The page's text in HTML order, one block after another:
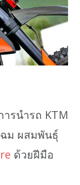
ารนำรถ KTM
ม ผสมพันธุ์
ด้วยฝีมือ